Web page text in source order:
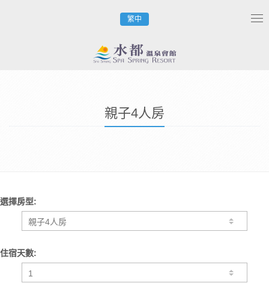
繁中
親子4人房
選擇房型:
住宿天數: